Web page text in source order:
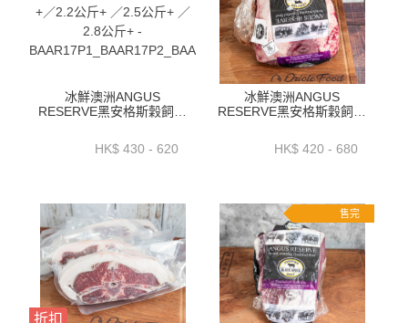
冰鮮澳洲ANGUS
RESERVE黑安格斯穀飼封
／2.5公斤+ ／2.8公斤+ -
BAAR17P1_BAAR17P2_BAAR17P3
HK$ 430 - 620
冰鮮澳洲ANGUS
RESERVE黑安格斯穀飼牛
1.5_1.9_2.3_2.6公斤-
BAAR06P1-4
HK$ 420 - 680
折扣
售完